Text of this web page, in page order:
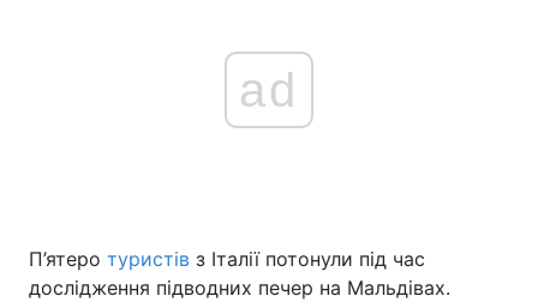
ad
П’ятеро туристів з Італії потонули під час
дослідження підводних печер на Мальдівах.